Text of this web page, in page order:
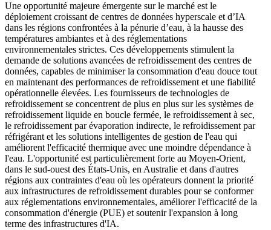
Une opportunité majeure émergente sur le marché est le
déploiement croissant de centres de données hyperscale et d’IA
dans les régions confrontées à la pénurie d’eau, à la hausse des
températures ambiantes et à des réglementations
environnementales strictes. Ces développements stimulent la
demande de solutions avancées de refroidissement des centres de
données, capables de minimiser la consommation d'eau douce tout
en maintenant des performances de refroidissement et une fiabilité
opérationnelle élevées. Les fournisseurs de technologies de
refroidissement se concentrent de plus en plus sur les systèmes de
refroidissement liquide en boucle fermée, le refroidissement à sec,
le refroidissement par évaporation indirecte, le refroidissement par
réfrigérant et les solutions intelligentes de gestion de l'eau qui
améliorent l'efficacité thermique avec une moindre dépendance à
l'eau. L'opportunité est particulièrement forte au Moyen-Orient,
dans le sud-ouest des États-Unis, en Australie et dans d'autres
régions aux contraintes d'eau où les opérateurs donnent la priorité
aux infrastructures de refroidissement durables pour se conformer
aux réglementations environnementales, améliorer l'efficacité de la
consommation d'énergie (PUE) et soutenir l'expansion à long
terme des infrastructures d'IA.